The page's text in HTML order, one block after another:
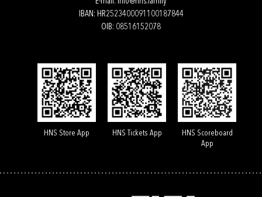
IBAN: HR2523400091100187844
OIB: 08516152078
HNS Store App HNS Tickets App
HNS Scoreboard
App